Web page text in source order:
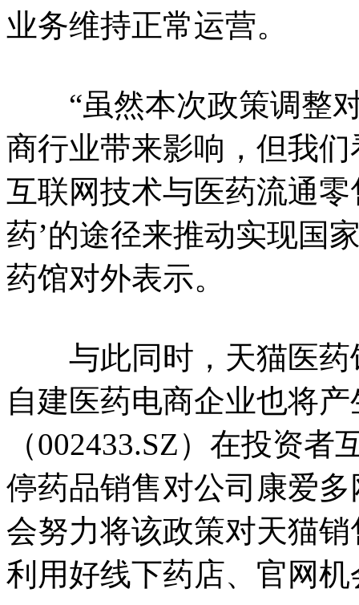
业务维持正常运营。
“虽然本次政策调整对
商行业带来影响，但我
互联网技术与医药流通
药’的途径来推动实现国
药馆对外表示。
与此同时，天猫医药
自建医药电商企业也将
（002433.SZ）在投资
停药品销售对公司康爱
会努力将该政策对天猫
利用好线下药店、官网